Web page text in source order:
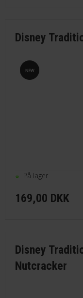
Disney
På lager
169,00 DKK
Disney
Nutcracker